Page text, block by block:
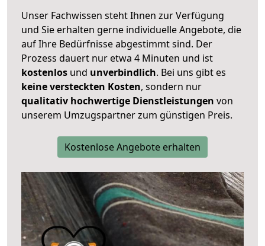
Unser Fachwissen steht Ihnen zur Verfügung
und Sie erhalten gerne individuelle Angebote, die
auf Ihre Bedürfnisse abgestimmt sind. Der
Prozess dauert nur etwa 4 Minuten und ist
kostenlos und unverbindlich. Bei uns gibt es
keine versteckten Kosten, sondern nur
qualitativ hochwertige Dienstleistungen von
unserem Umzugspartner zum günstigen Preis.
Kostenlose Angebote erhalten